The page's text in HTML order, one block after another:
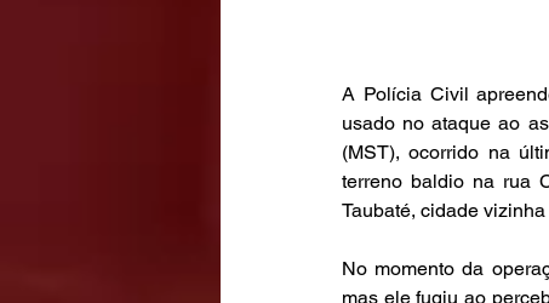
A Polícia Civil
usado no ataque ao
(MST), ocorrido na
terreno baldio na rua
Taubaté, cidade
No momento da
mas ele fugiu ao